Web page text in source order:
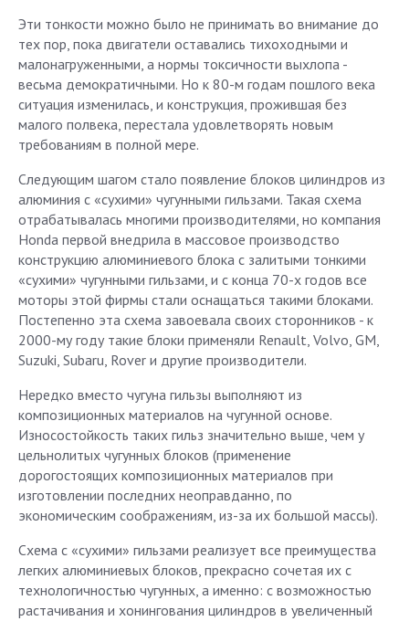
Эти тонкости можно было не принимать во внимание до
тех пор, пока двигатели оставались тихоходными и
малонагруженными, а нормы токсичности выхлопа -
весьма демократичными. Но к 80-м годам пошлого века
ситуация изменилась, и конструкция, прожившая без
малого полвека, перестала удовлетворять новым
требованиям в полной мере.
Следующим шагом стало появление блоков цилиндров из
алюминия с «сухими» чугунными гильзами. Такая схема
отрабатывалась многими производителями, но компания
Honda первой внедрила в массовое производство
конструкцию алюминиевого блока с залитыми тонкими
«сухими» чугунными гильзами, и с конца 70-х годов все
моторы этой фирмы стали оснащаться такими блоками.
Постепенно эта схема завоевала своих сторонников - к
2000-му году такие блоки применяли Renault, Volvo, GM,
Suzuki, Subaru, Rover и другие производители.
Нередко вместо чугуна гильзы выполняют из
композиционных материалов на чугунной основе.
Износостойкость таких гильз значительно выше, чем у
цельнолитых чугунных блоков (применение
дорогостоящих композиционных материалов при
изготовлении последних неоправданно, по
экономическим соображениям, из-за их большой массы).
Схема с «сухими» гильзами реализует все преимущества
легких алюминиевых блоков, прекрасно сочетая их с
технологичностью чугунных, а именно: с возможностью
растачивания и хонингования цилиндров в увеличенный